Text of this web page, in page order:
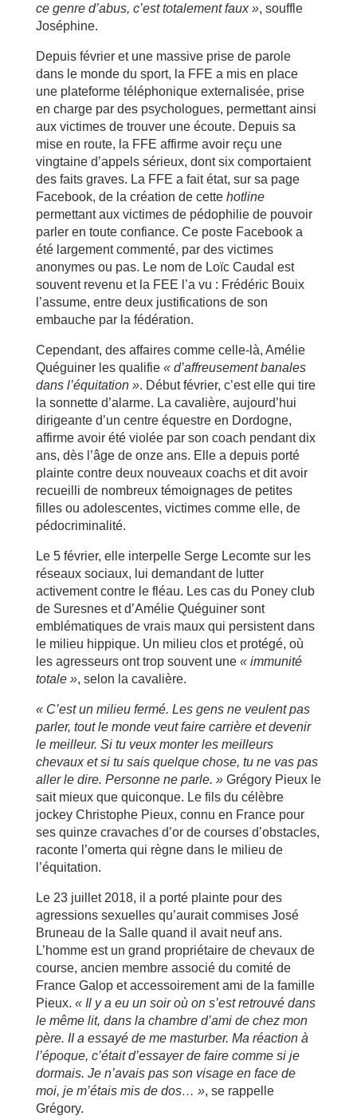
ce genre d’abus, c’est totalement faux», souffle
Joséphine.
Depuis février et une massive prise de parole
dans le monde du sport, la FFE a mis en place
une plateforme téléphonique externalisée, prise
en charge par des psychologues, permettant ainsi
aux victimes de trouver une écoute. Depuis sa
mise en route, la FFE affirme avoir reçu une
vingtaine d’appels sérieux, dont six comportaient
des faits graves. La FFE a fait état, sur sa page
Facebook, de la création de cette hotline
permettant aux victimes de pédophilie de pouvoir
parler en toute confiance. Ce poste Facebook a
été largement commenté, par des victimes
anonymes ou pas. Le nom de Loïc Caudal est
souvent revenu et la FEE l’a vu : Frédéric Bouix
l’assume, entre deux justifications de son
embauche par la fédération.
Cependant, des affaires comme celle-là, Amélie
Quéguiner les qualifie « d’affreusement banales
dans l’équitation ». Début février, c’est elle qui tire
la sonnette d’alarme. La cavalière, aujourd’hui
dirigeante d’un centre équestre en Dordogne,
affirme avoir été violée par son coach pendant dix
ans, dès l’âge de onze ans. Elle a depuis porté
plainte contre deux nouveaux coachs et dit avoir
recueilli de nombreux témoignages de petites
filles ou adolescentes, victimes comme elle, de
pédocriminalité.
Le 5 février, elle interpelle Serge Lecomte sur les
réseaux sociaux, lui demandant de lutter
activement contre le fléau. Les cas du Poney club
de Suresnes et d’Amélie Quéguiner sont
emblématiques de vrais maux qui persistent dans
le milieu hippique. Un milieu clos et protégé, où
les agresseurs ont trop souvent une « immunité
totale», selon la cavalière.
« C’est un milieu fermé. Les gens ne veulent pas
parler, tout le monde veut faire carrière et devenir
le meilleur. Si tu veux monter les meilleurs
chevaux et si tu sais quelque chose, tu ne vas pas
aller le dire. Personne ne parle. » Grégory Pieux le
sait mieux que quiconque. Le fils du célèbre
jockey Christophe Pieux, connu en France pour
ses quinze cravaches d’or de courses d’obstacles,
raconte l’omerta qui règne dans le milieu de
l’équitation.
Le 23 juillet 2018, il a porté plainte pour des
agressions sexuelles qu’aurait commises José
Bruneau de la Salle quand il avait neuf ans.
L’homme est un grand propriétaire de chevaux de
course, ancien membre associé du comité de
France Galop et accessoirement ami de la famille
Pieux. « Il y a eu un soir où on s’est retrouvédans
le même lit, dans la chambre d’ami de chez mon
père. II a essayéde me masturber. Ma réaction à
l’époque, c’était d’essayer de faire comme si je
dormais. Je n’avais pas son visage en face de
moi, je m’étais mis de dos… », se rappelle
Grégory.